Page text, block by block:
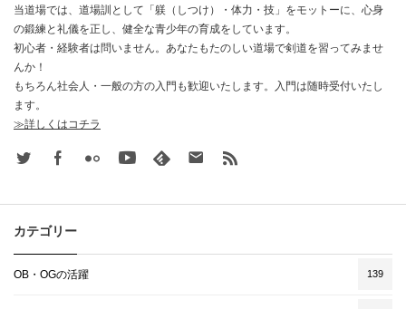
当道場では、道場訓として「躾（しつけ）・体力・技」をモットーに、心身
の鍛練と礼儀を正し、健全な青少年の育成をしています。
初心者・経験者は問いません。あなたもたのしい道場で剣道を習ってみませ
んか！
もちろん社会人・一般の方の入門も歓迎いたします。入門は随時受付いたし
ます。
≫詳しくはコチラ
Twitter FacebookFlickr Youtube feedly Contact
カテゴリー
OB・OGの活躍 139